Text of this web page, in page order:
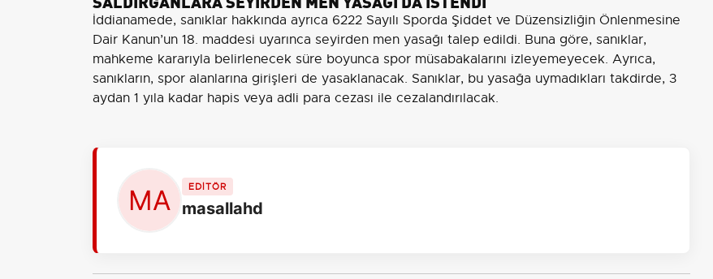
İddianamede, sanıklar hakkında ayrıca 6222 Sayılı Sporda Şiddet ve Düzensizliğin Önlenmesine
Dair Kanun’un 18. maddesi uyarınca seyirden men yasağı talep edildi. Buna göre, sanıklar,
mahkeme kararıyla belirlenecek süre boyunca spor müsabakalarını izleyemeyecek. Ayrıca,
sanıkların, spor alanlarına girişleri de yasaklanacak. Sanıklar, bu yasağa uymadıkları takdirde, 3
aydan 1 yıla kadar hapis veya adli para cezası ile cezalandırılacak.
EDİTÖR
masallahd